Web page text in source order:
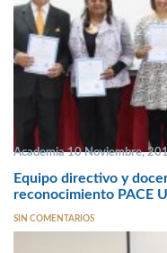
Academia 10 Noviembre,
Equipo directivo y
reconocimiento PACE
SIN COMENTARIOS